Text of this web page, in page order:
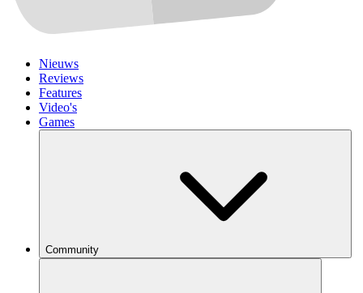
Nieuws
Reviews
Features
Video's
Games
Community